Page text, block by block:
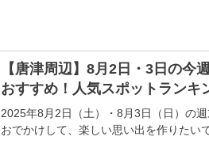
【唐津周辺】8月2日・3日の今
おすすめ！人気スポットランキ
2025年8月2日（土）・8月3日（日）の
おでかけして、楽しい思い出を作りたい